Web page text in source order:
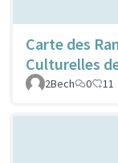
Carte des
Culturelles
2Bech
0 11